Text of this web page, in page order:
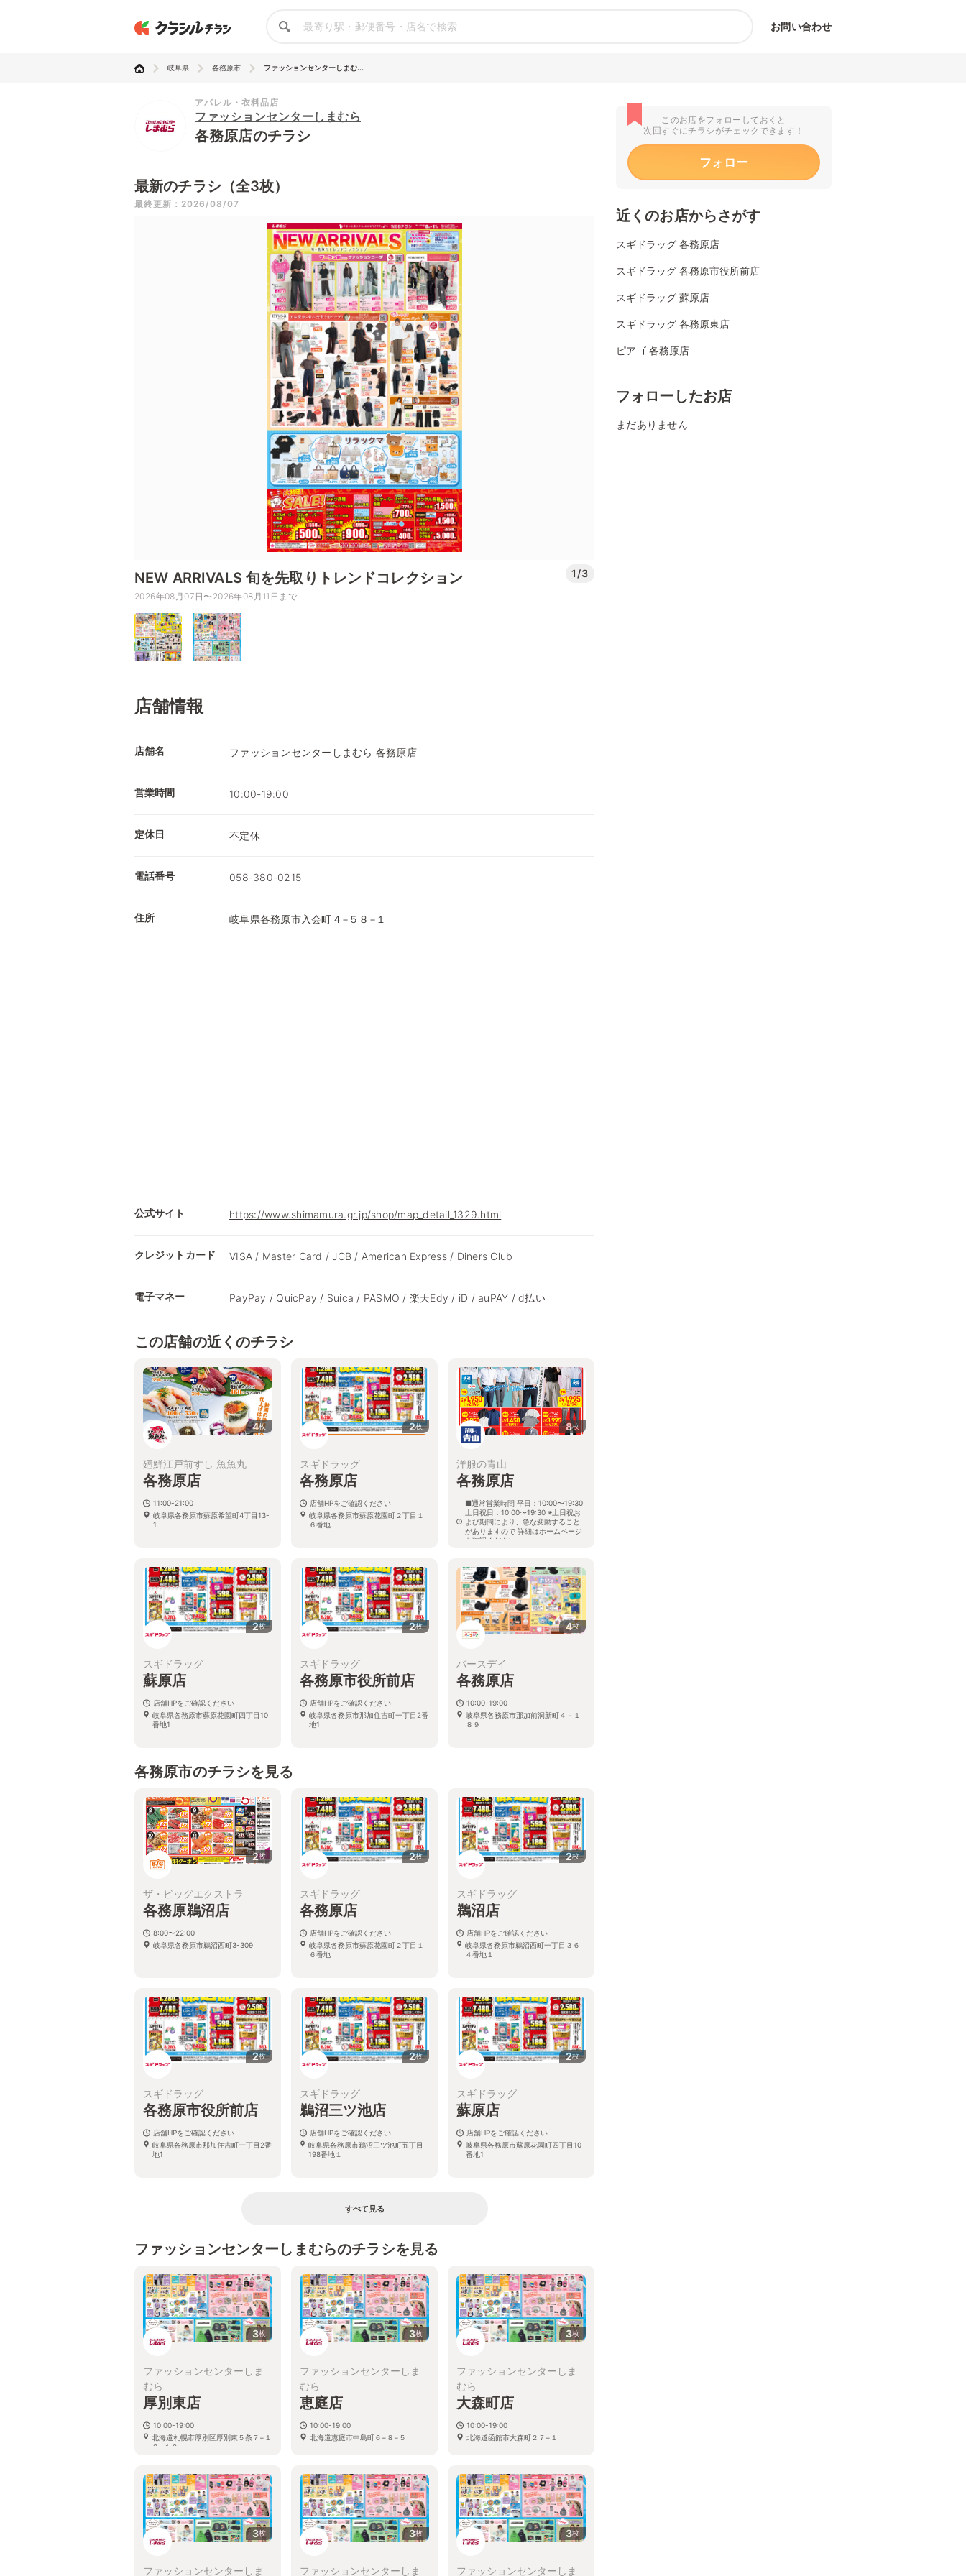
お問い合わせ
岐阜県 各務原市 ファッションセンターしまむ...
アパレル・衣料品店
ファッションセンターしまむら
各務原店のチラシ
最新のチラシ（全3枚）
最終更新：2026/08/07
NEW ARRIVALS 旬を先取りトレンドコレクション 1/3
2026年08月07日〜2026年08月11日まで
店舗情報
店舗名 ファッションセンターしまむら 各務原店
営業時間 10:00-19:00
定休日 不定休
電話番号 058-380-0215
住所 岐阜県各務原市入会町４−５８−１
公式サイト https://www.shimamura.gr.jp/shop/map_detail_1329.html
クレジットカード VISA / Master Card / JCB / American Express / Diners Club
電子マネー PayPay / QuicPay / Suica / PASMO / 楽天Edy / iD / auPAY / d払い
この店舗の近くのチラシ
4枚
廻鮮江戸前すし 魚魚丸
各務原店
11:00-21:00
岐阜県各務原市蘇原希望町4丁目13-
1
2枚
スギドラッグ
各務原店
店舗HPをご確認ください
岐阜県各務原市蘇原花園町２丁目１
６番地
8枚
洋服の青山
各務原店
■通常営業時間 平日：10:00〜19:30
土日祝日：10:00〜19:30 ※土日祝お
よび期間により、急な変動すること
がありますので 詳細はホームページ
を確認ください
2枚
スギドラッグ
蘇原店
店舗HPをご確認ください
岐阜県各務原市蘇原花園町四丁目10
番地1
2枚
スギドラッグ
各務原市役所前店
店舗HPをご確認ください
岐阜県各務原市那加住吉町一丁目2番
地1
4枚
バースデイ
各務原店
10:00-19:00
岐阜県各務原市那加前洞新町４－１
８９
各務原市のチラシを見る
2枚
ザ・ビッグエクストラ
各務原鵜沼店
8:00〜22:00
岐阜県各務原市鵜沼西町3-309
2枚
スギドラッグ
各務原店
店舗HPをご確認ください
岐阜県各務原市蘇原花園町２丁目１
６番地
2枚
スギドラッグ
鵜沼店
店舗HPをご確認ください
岐阜県各務原市鵜沼西町一丁目３６
４番地１
2枚
スギドラッグ
各務原市役所前店
店舗HPをご確認ください
岐阜県各務原市那加住吉町一丁目2番
地1
2枚
スギドラッグ
鵜沼三ツ池店
店舗HPをご確認ください
岐阜県各務原市鵜沼三ツ池町五丁目
198番地１
2枚
スギドラッグ
蘇原店
店舗HPをご確認ください
岐阜県各務原市蘇原花園町四丁目10
番地1
すべて見る
ファッションセンターしまむらのチラシを見る
3枚
ファッションセンターしま
むら
厚別東店
10:00-19:00
北海道札幌市厚別区厚別東５条７−１
２−１０
3枚
ファッションセンターしま
むら
恵庭店
10:00-19:00
北海道恵庭市中島町６−８−５
3枚
ファッションセンターしま
むら
大森町店
10:00-19:00
北海道函館市大森町２７−１
3枚
ファッションセンターしま
3枚
ファッションセンターしま
3枚
ファッションセンターしま
このお店をフォローしておくと
次回すぐにチラシがチェックできます！
フォロー
近くのお店からさがす
スギドラッグ 各務原店
スギドラッグ 各務原市役所前店
スギドラッグ 蘇原店
スギドラッグ 各務原東店
ピアゴ 各務原店
フォローしたお店
まだありません